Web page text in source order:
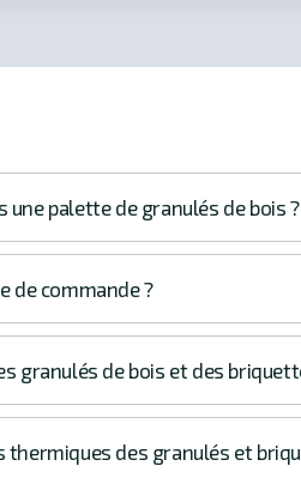
une palette de granulés de bois ?
de commande ?
granulés de bois et des
des granulés et